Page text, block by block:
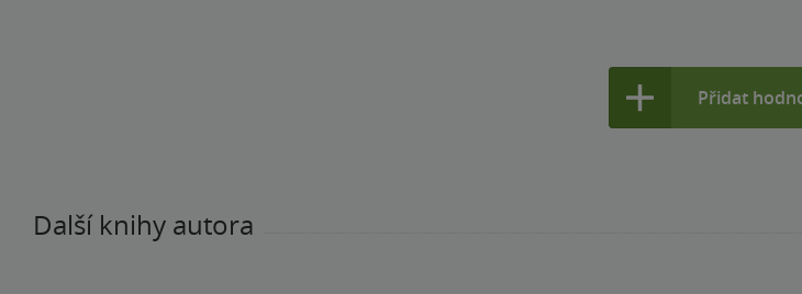
Přidat
Další knihy autora